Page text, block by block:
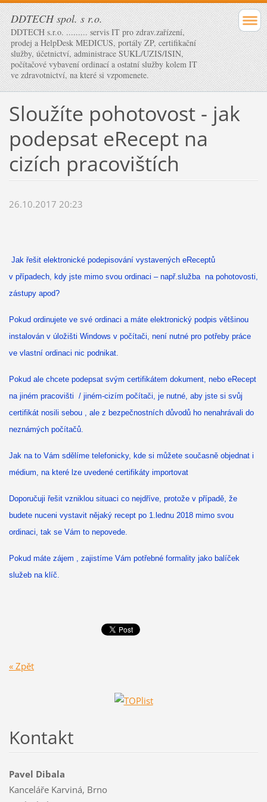
DDTECH spol. s r.o.
DDTECH s.r.o. ......... servis IT pro zdrav.zařízení,
prodej a HelpDesk MEDICUS, portály ZP, certifikační
služby, účetnictví, administrace SUKL/UZIS/ISIN,
počítačové vybavení ordinací a ostatní služby kolem IT
ve zdravotnictví, na které si vzpomenete.
Sloužíte pohotovost - jak
podepsat eRecept na
cizích pracovištích
26.10.2017 20:23
Jak řešit elektronické podepisování vystavených eReceptů
v případech, kdy jste mimo svou ordinaci – např.služba na pohotovosti,
zástupy apod?
Pokud ordinujete ve své ordinaci a máte elektronický podpis většinou
instalován v úložišti Windows v počítači, není nutné pro potřeby práce
ve vlastní ordinaci nic podnikat.
Pokud ale chcete podepsat svým certifikátem dokument, nebo eRecept
na jiném pracovišti / jiném-cizím počítači, je nutné, aby jste si svůj
certifikát nosili sebou , ale z bezpečnostních důvodů ho nenahrávali do
neznámých počítačů.
Jak na to Vám sdělíme telefonicky, kde si můžete současně objednat i
médium, na které lze uvedené certifikáty importovat
Doporučuji řešit vzniklou situaci co nejdříve, protože v případě, že
budete nuceni vystavit nějaký recept po 1.lednu 2018 mimo svou
ordinaci, tak se Vám to nepovede.
Pokud máte zájem , zajistíme Vám potřebné formality jako balíček
služeb na klíč.
« Zpět
Kontakt
Pavel Dibala
Kanceláře Karviná, Brno